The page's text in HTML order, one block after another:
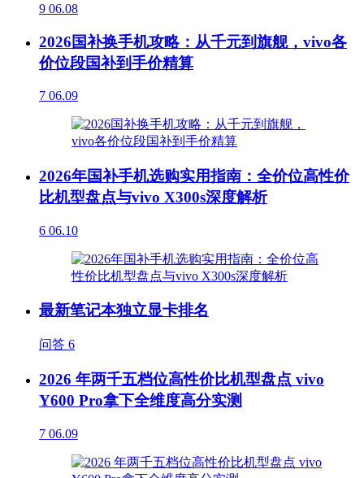
9 06.08
2026国补换手机攻略：从千元到旗舰，vivo各
价位段国补到手价精算
7 06.09
2026年国补手机选购实用指南：全价位高性价
比机型盘点与vivo X300s深度解析
6 06.10
最新笔记本独立显卡排名
问答 6
2026 年两千五档位高性价比机型盘点 vivo
Y600 Pro拿下全维度高分实测
7 06.09